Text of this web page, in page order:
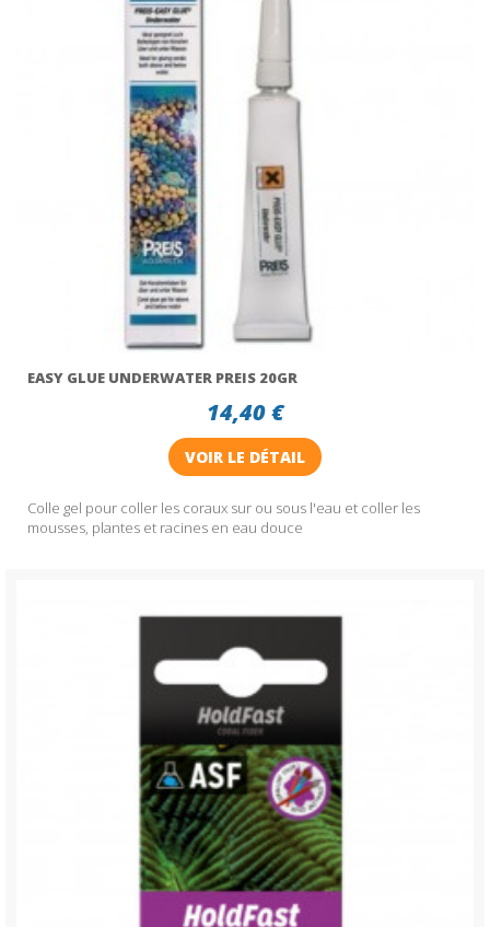
EASY GLUE UNDERWATER PREIS 20GR
14,40 €
VOIR LE DÉTAIL
Colle gel pour coller les coraux sur ou sous l'eau et coller les
mousses, plantes et racines en eau douce